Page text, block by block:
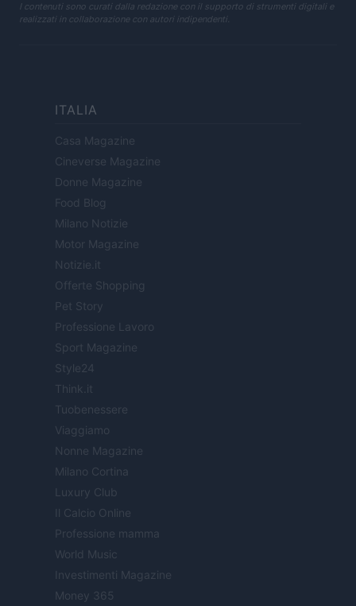
I contenuti sono curati dalla redazione con il supporto di strumenti digitali e
realizzati in collaborazione con autori indipendenti.
ITALIA
Casa Magazine
Cineverse Magazine
Donne Magazine
Food Blog
Milano Notizie
Motor Magazine
Notizie.it
Offerte Shopping
Pet Story
Professione Lavoro
Sport Magazine
Style24
Think.it
Tuobenessere
Viaggiamo
Nonne Magazine
Milano Cortina
Luxury Club
Il Calcio Online
Professione mamma
World Music
Investimenti Magazine
Money 365